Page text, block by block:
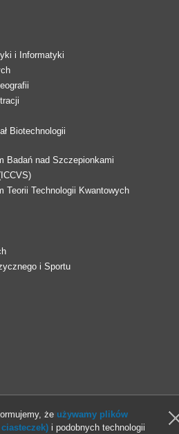
i Informatyki
Biotechnologii
Badań nad Szczepionkami
Teorii Technologii Kwantowych
i Sportu
Uniwersytet Gdański
że używamy plików
i podobnych technologii